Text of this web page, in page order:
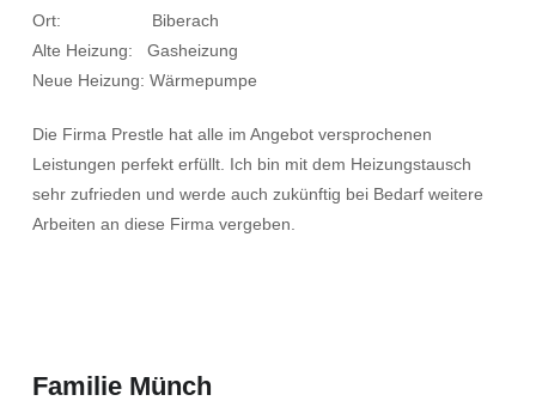
Ort: Biberach
Alte Heizung: Gasheizung
Neue Heizung: Wärmepumpe
Die Firma Prestle hat alle im Angebot versprochenen
Leistungen perfekt erfüllt. Ich bin mit dem Heizungstausch
sehr zufrieden und werde auch zukünftig bei Bedarf weitere
Arbeiten an diese Firma vergeben.
Familie Münch